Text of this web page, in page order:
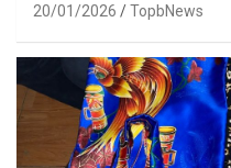
20/01/2026 TopbNews